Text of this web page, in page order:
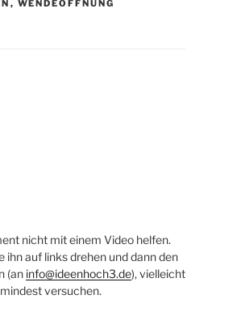
, WENDEÖFFNUNG
nicht mit einem Video hel­fen.
ihn auf links dre­hen und dann den
(an info@ideenhoch3.de), viel­leicht
versuchen.